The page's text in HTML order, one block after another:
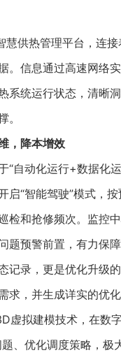
热管理平台，连接
。信息通过高速网络
系统运行状态，清晰
。
，降本增效
动化运行+数据化运
启“智能驾驶”模式，
检和抢修频次。监控
题预警前置，有力保
录，更是优化升级的
求，并生成详实的优
虚拟建模技术，在数
、优化调度策略，极